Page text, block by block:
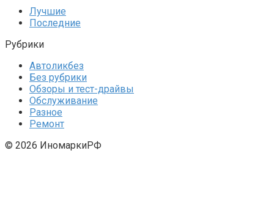
Лучшие
Последние
Рубрики
Автоликбез
Без рубрики
Обзоры и тест-драйвы
Обслуживание
Разное
Ремонт
© 2026 ИномаркиРФ